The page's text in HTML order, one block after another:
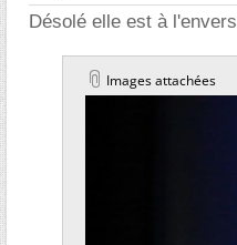
Désolé elle est à l'envers
Images attachées